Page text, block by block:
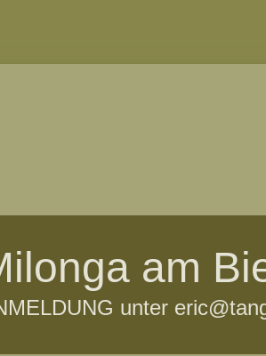
am
unter